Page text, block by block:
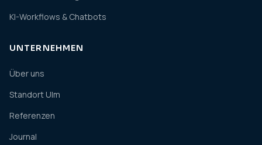
KI-Workflows & Chatbots
UNTERNEHMEN
Über uns
Standort Ulm
Referenzen
Journal